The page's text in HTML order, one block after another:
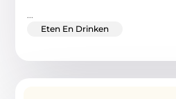
...
Eten En Drinken